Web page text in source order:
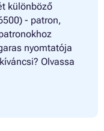
különböző
- patron,
nyomtatója
Olvassa